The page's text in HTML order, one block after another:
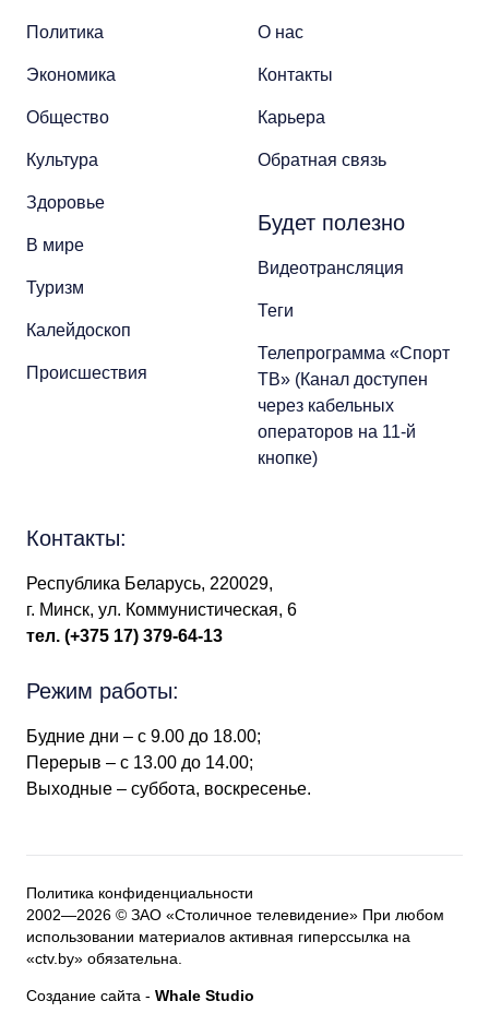
Политика
Экономика
Общество
Культура
Здоровье
В мире
Туризм
Калейдоскоп
Происшествия
О нас
Контакты
Карьера
Обратная связь
Будет полезно
Видеотрансляция
Теги
Телепрограмма «Спорт
ТВ» (Канал доступен
через кабельных
операторов на 11-й
кнопке)
Контакты:
Республика Беларусь, 220029,
г. Минск, ул. Коммунистическая, 6
тел. (+375 17) 379-64-13
Режим работы:
Будние дни – с 9.00 до 18.00;
Перерыв – с 13.00 до 14.00;
Выходные – суббота, воскресенье.
2002—2026 © ЗАО «Столичное телевидение» При любом
использовании материалов активная гиперссылка на
«ctv.by» обязательна.
Политика конфиденциальности
Создание сайта - Whale Studio